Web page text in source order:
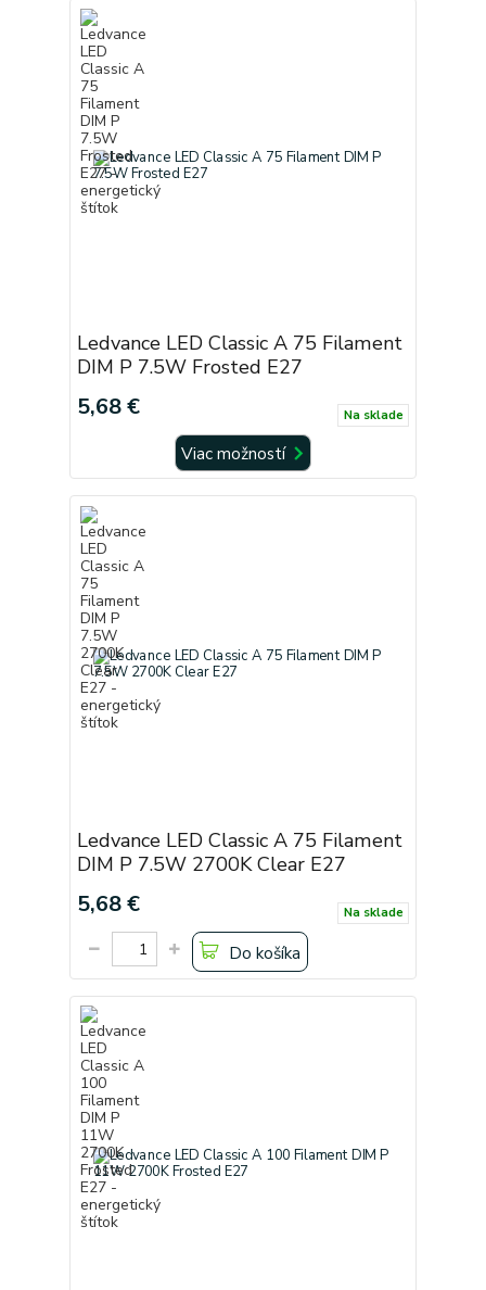
Ledvance LED Classic A 75 Filament
DIM P 7.5W Frosted E27
5,68 € Na sklade
Viac možností
Ledvance LED Classic A 75 Filament
DIM P 7.5W 2700K Clear E27
5,68 € Na sklade
Do košíka